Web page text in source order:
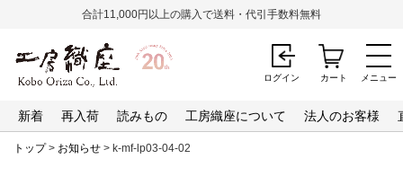
メニュー
合計11,000円以上の購入で送料・代引手数料無料
新着 再入荷 読みもの 工房織座について 法人のお客様
ログイン カート
トップ> お知らせ > k-mf-lp03-04-02